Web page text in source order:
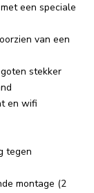
een speciale
van een
stekker
en wifi
tegen
montage (2